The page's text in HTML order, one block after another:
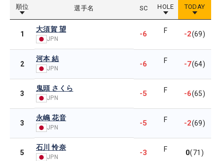
順位 選手名 SC HOLE TODAY
1
大須賀 望
JPN
-6 F -2(69)
2
河本 結
JPN -6 F -7(64)
3
鬼頭 さくら
JPN -5 F -6(65)
3
永嶋 花音
JPN -5 F -2(69)
5
石川 怜奈
JPN -3 F 0(71)